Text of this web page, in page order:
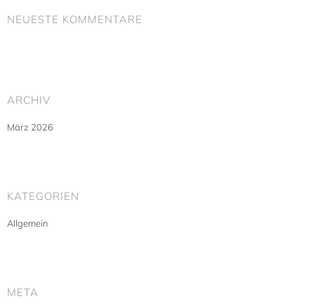
NEUESTE KOMMENTARE
ARCHIV
März 2026
KATEGORIEN
Allgemein
META